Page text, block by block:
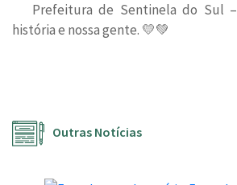
Prefeitura de Sentinela do Sul –
história e nossa gente. 💛💚
Outras Notícias